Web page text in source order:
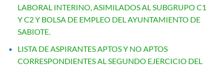
LABORAL INTERINO, ASIMILADOS AL SUBGRUPO C1
Y C2 Y BOLSA DE EMPLEO DEL AYUNTAMIENTO DE
SABIOTE.
LISTA DE ASPIRANTES APTOS Y NO APTOS
CORRESPONDIENTES AL SEGUNDO EJERCICIO DEL